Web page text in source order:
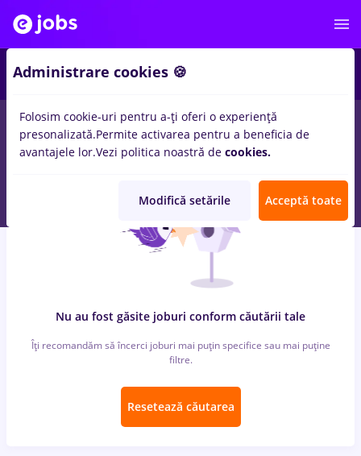
locuri de muncaalimentatie publica inStrainatate
StudentinMedicina / Sanatate
Nu au fost găsite joburi conform căutării tale
Îți recomandăm să încerci joburi mai puțin specifice sau mai puține
filtre.
Resetează căutarea
Administrare cookies 🍪
Folosim cookie-uri pentru a-ți oferi o experiență
presonalizată.Permite activarea pentru a beneficia de
avantajele lor.Vezi politica noastră de cookies.
Modifică setările Acceptă toate